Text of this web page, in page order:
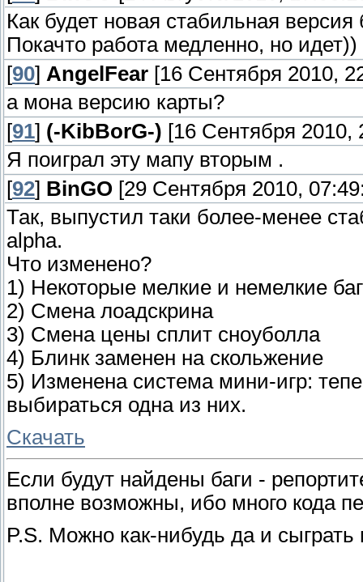
Как будет новая стабильная
Покачто работа медленно, но идет))
[90] AngelFear [16 Сентября 2010,
а мона версию карты?
[91] (-KibBorG-) [16 Сентября 2010,
Я поиграл эту мапу вторым .
[92] BinGO [29 Сентября 2010,
Так, выпустил таки более-менее
alpha.
Что изменено?
1) Некоторые мелкие и немелкие
2) Смена лоадскрина
3) Смена цены сплит сноуболла
4) Блинк заменен на скольжение
5) Изменена система мини-игр:
выбираться одна из них.
Скачать
Если будут найдены баги -
вполне возможны, ибо много кода
P.S. Можно как-нибудь да и